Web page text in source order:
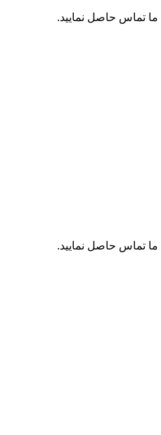
ما تماس حاصل نمایید.
ما تماس حاصل نمایید.